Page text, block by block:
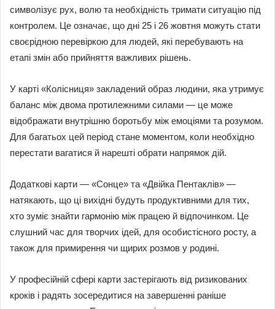
символізує рух, волю та необхідність тримати ситуацію під
контролем. Це означає, що дні 25 і 26 жовтня можуть стати
своєрідною перевіркою для людей, які перебувають на
етапі змін або прийняття важливих рішень.
У карті «Колісниця» закладений образ людини, яка утримує
баланс між двома протилежними силами — це може
відображати внутрішню боротьбу між емоціями та розумом.
Для багатьох цей період стане моментом, коли необхідно
перестати вагатися й нарешті обрати напрямок дій.
Додаткові карти — «Сонце» та «Двійка Пентаклів» —
натякають, що ці вихідні будуть продуктивними для тих,
хто зуміє знайти гармонію між працею й відпочинком. Це
слушний час для творчих ідей, для особистісного росту, а
також для примирення чи щирих розмов у родині.
У професійній сфері карти застерігають від ризикованих
кроків і радять зосередитися на завершенні раніше